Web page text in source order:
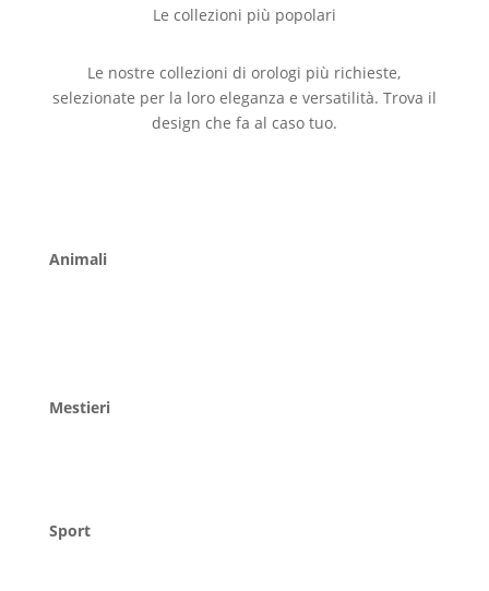
Le collezioni più popolari
Le nostre collezioni di orologi più richieste,
selezionate per la loro eleganza e versatilità. Trova il
design che fa al caso tuo.
Animali
Mestieri
Sport